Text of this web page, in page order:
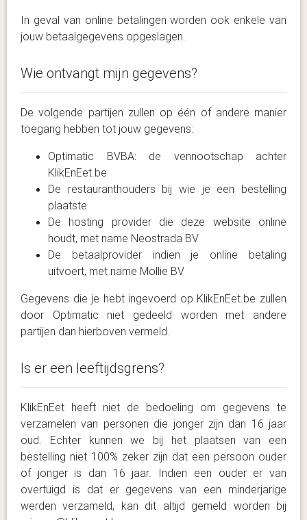
In geval van online betalingen worden ook enkele van
jouw betaalgegevens opgeslagen.
Wie ontvangt mijn gegevens?
De volgende partijen zullen op één of andere manier
toegang hebben tot jouw gegevens:
Optimatic BVBA: de vennootschap achter
KlikEnEet.be
De restauranthouders bij wie je een bestelling
plaatste
De hosting provider die deze website online
houdt, met name Neostrada BV
De betaalprovider indien je online betaling
uitvoert, met name Mollie BV
Gegevens die je hebt ingevoerd op KlikEnEet.be zullen
door Optimatic niet gedeeld worden met andere
partijen dan hierboven vermeld.
Is er een leeftijdsgrens?
KlikEnEet heeft niet de bedoeling om gegevens te
verzamelen van personen die jonger zijn dan 16 jaar
oud. Echter kunnen we bij het plaatsen van een
bestelling niet 100% zeker zijn dat een persoon ouder
of jonger is dan 16 jaar. Indien een ouder er van
overtuigd is dat er gegevens van een minderjarige
werden verzameld, kan dit altijd gemeld worden bij